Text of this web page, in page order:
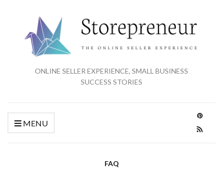
ONLINE SELLER EXPERIENCE, SMALL BUSINESS
SUCCESS STORIES
MENU
FAQ